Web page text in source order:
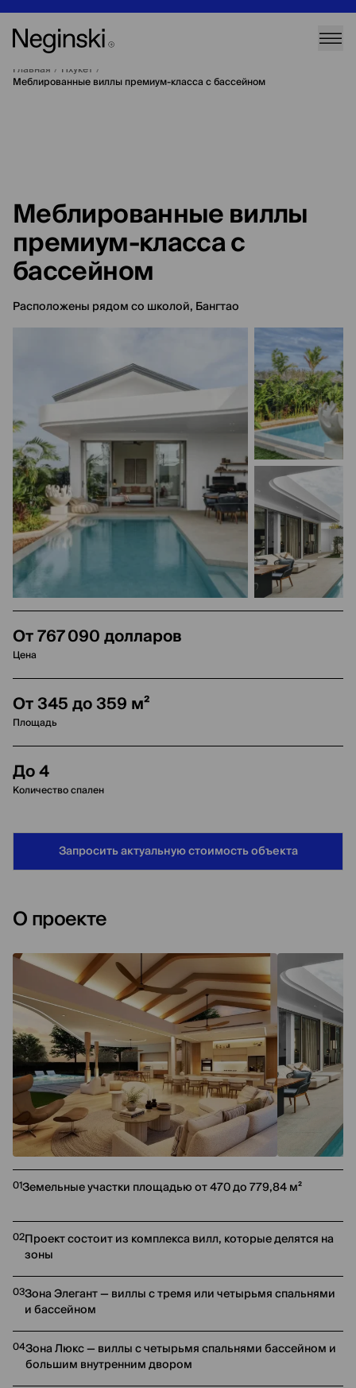
Главная / Пхукет /
Меблированные виллы премиум-класса с бассейном
Меблированные виллы
премиум-класса с
бассейном
Расположены рядом со школой, Бангтао
От 767 090 долларов
Цена
От 345 до 359 м²
Площадь
До 4
Количество спален
Запросить актуальную стоимость объекта
О проекте
01Земельные участки площадью от 470 до 779,84 м²
02Проект состоит из комплекса вилл, которые делятся на
зоны
03Зона Элегант — виллы с тремя или четырьмя спальнями
и бассейном
04Зона Люкс — виллы с четырьмя спальнями бассейном и
большим внутренним двором